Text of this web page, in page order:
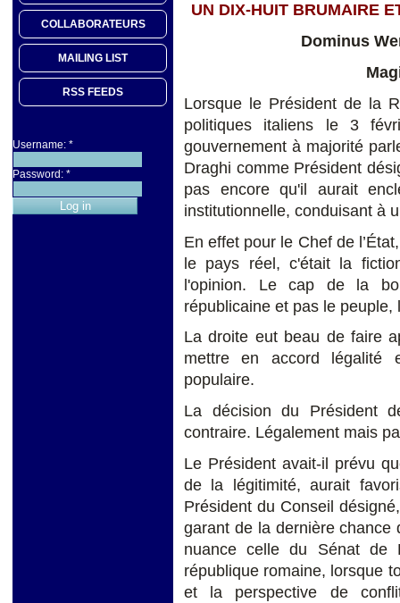
COLLABORATEURS
MAILING LIST
RSS FEEDS
Username: *
Password: *
UN DIX-HUIT BRUMAIRE
Dominus
Lorsque le Président de la
politiques italiens le 3
gouvernement à majorité
Draghi comme Président
pas encore qu'il aurait
institutionnelle, conduisant à
En effet pour le Chef de
le pays réel, c'était la
l'opinion. Le cap de la
républicaine et pas le
La droite eut beau de faire
mettre en accord légalité
populaire.
La décision du Président
contraire. Légalement mais
Le Président avait-il prévu
de la légitimité, aurait
Président du Conseil
garant de la dernière chance
nuance celle du Sénat de
république romaine, lorsque
et la perspective de